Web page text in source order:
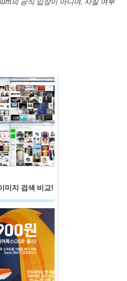
의 공식 입장이 아니며, 사실 여부
미지 검색 비교!